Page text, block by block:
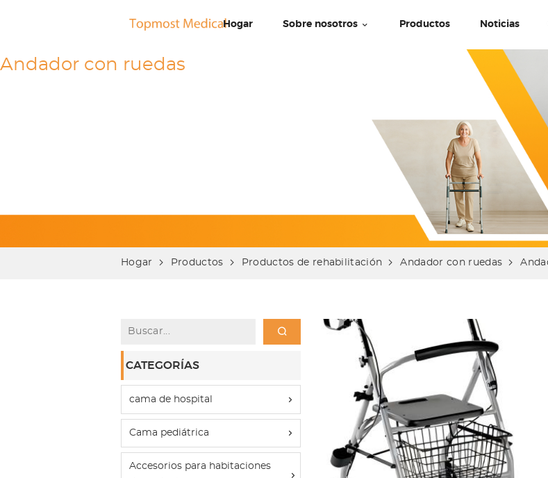
Hogar Sobre nosotros Productos Noticias
Andador con ruedas
Hogar Productos Productos de rehabilitación Andador con ruedas
CATEGORÍAS
cama de hospital
Cama pediátrica
Accesorios para habitaciones